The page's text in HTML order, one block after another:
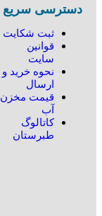
دسترسی سریع
ثبت شکایت
قوانین
سایت
نحوه خرید و
ارسال
قیمت مخزن
آب
کاتالوگ
طبرستان